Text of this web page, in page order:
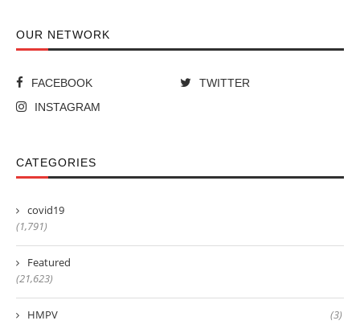
OUR NETWORK
FACEBOOK
TWITTER
INSTAGRAM
CATEGORIES
covid19
(1,791)
Featured
(21,623)
HMPV (3)